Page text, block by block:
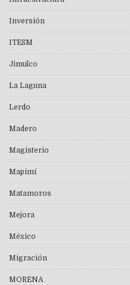
Inversión
ITESM
Jimulco
La Laguna
Lerdo
Madero
Magisterio
Mapimí
Matamoros
Mejora
México
Migración
MORENA